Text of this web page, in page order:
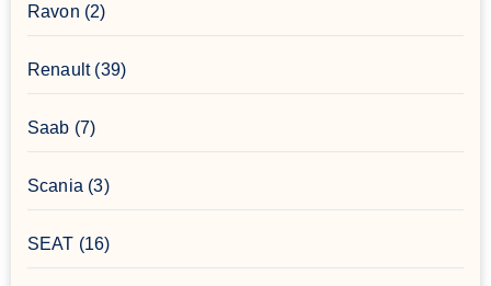
Ravon (2)
Renault(39)
Saab (7)
Scania (3)
SEAT (16)